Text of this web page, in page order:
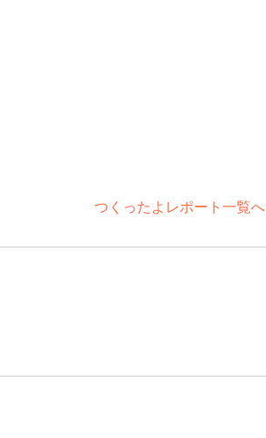
つくったよレポート一覧へ